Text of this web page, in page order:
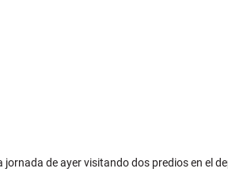
de ayer visitando dos predios en el